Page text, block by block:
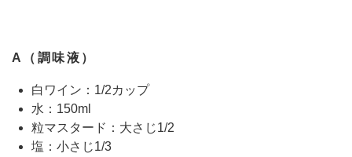
A（調味液）
白ワイン：1/2カップ
水：150ml
粒マスタード：大さじ1/2
塩：小さじ1/3